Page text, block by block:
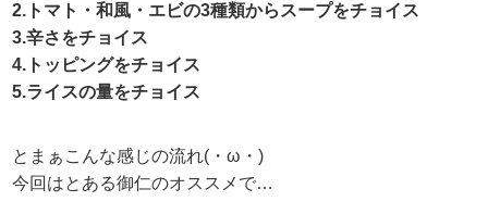
2.トマト・和風・エビの3種類からスープをチョイス
3.辛さをチョイス
4.トッピングをチョイス
5.ライスの量をチョイス
とまぁこんな感じの流れ(・ω・)
今回はとある御仁のオススメで…